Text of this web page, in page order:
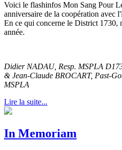
Voici le flashinfos Mon Sang Pour
anniversaire de la coopération avec
En ce qui concerne le District 1730,
année.
Didier NADAU, Resp. MSPLA
& Jean-Claude BROCART, Past-
MSPLA
Lire la suite...
In Memoriam